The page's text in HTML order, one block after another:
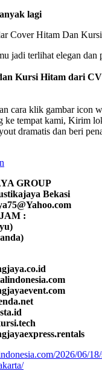
lagi
jadi terlihat elegan dan
Kursi Hitam dari
cara klik gambar icon
ke tempat kami, Kirim
dramatis dan beri
GROUP
Bekasi
:
2026/06/